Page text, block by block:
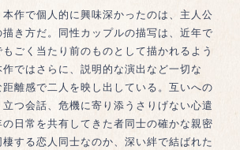
作で個人的に興味深かったのは、主人公
き方だ。同性カップルの描写は、近年で
ごく当たり前のものとして描かれるよう
ではさらに、説明的な演出など一切な
離感で二人を映し出している。互いへの
つ会話、危機に寄り添うさりげない心遣
日常を共有してきた者同士の確かな親密
する恋人同士なのか、深い絆で結ばれた